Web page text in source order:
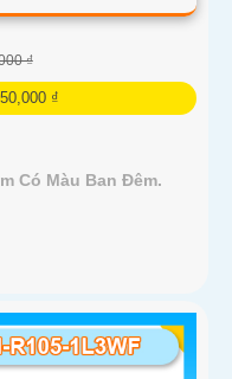
₫
₫
Có Màu Ban Ðêm.